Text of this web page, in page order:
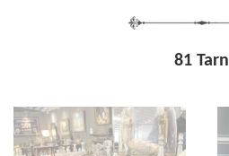
81 Tarn